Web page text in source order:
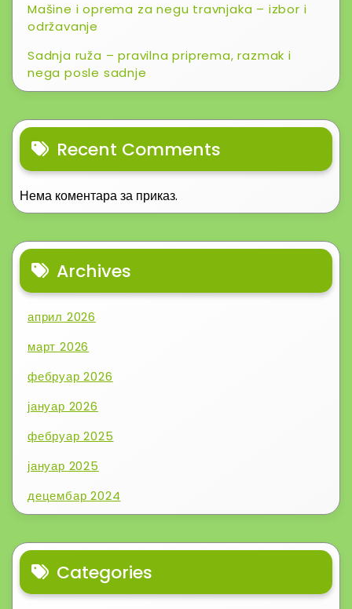
Mašine i oprema za negu travnjaka – izbor i
održavanje
Sadnja ruža – pravilna priprema, razmak i
nega posle sadnje
Recent Comments
Нема коментара за приказ.
Archives
април 2026
март 2026
фебруар 2026
јануар 2026
фебруар 2025
јануар 2025
децембар 2024
Categories